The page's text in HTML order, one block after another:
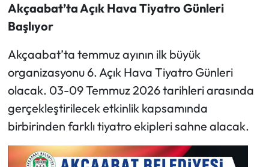
Akçaabat’ta Açık Hava Tiyatro Günleri
Başlıyor
Akçaabat’ta temmuz ayının ilk büyük
organizasyonu 6. Açık Hava Tiyatro Günleri
olacak. 03-09 Temmuz 2026 tarihleri arasında
gerçekleştirilecek etkinlik kapsamında
birbirinden farklı tiyatro ekipleri sahne alacak.